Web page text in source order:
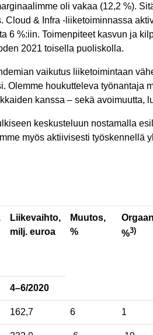
oli vakaa (12,2 %).
Cloud & Infra -liiketoiminnassa
6 %:iin. Toimenpiteet kasvun ja
2021 toisella puoliskolla.
vaikutus liiketoimintaan
Olemme houkutteleva
kanssa – sekä avoimuutta,
keskusteluun nostamalla
myös aktiivisesti työskennellä
Liikevaihto,
milj. euroa
Muutos,
%
%3)
4–6/2020
162,7 6 1